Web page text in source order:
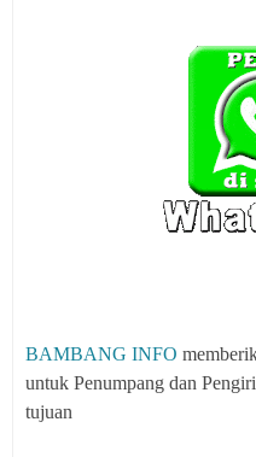
BAMBANG INFO
untuk Penumpang dan
tujuan